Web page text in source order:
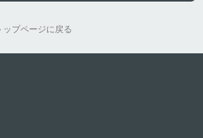
ップページに戻る